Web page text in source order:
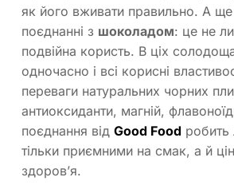
як його вживати правильно. А
поєднанні з шоколадом: це не
подвійна користь. В ціх
одночасно і всі корисні
переваги натуральних чорних
антиоксиданти, магній,
поєднання від Good Food робить
тільки приємними на смак, а й
здоров’я.